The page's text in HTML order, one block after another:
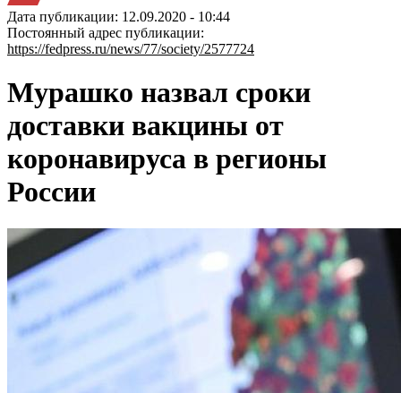
Дата публикации: 12.09.2020 - 10:44
Постоянный адрес публикации:
https://fedpress.ru/news/77/society/2577724
Мурашко назвал сроки
доставки вакцины от
коронавируса в регионы
России